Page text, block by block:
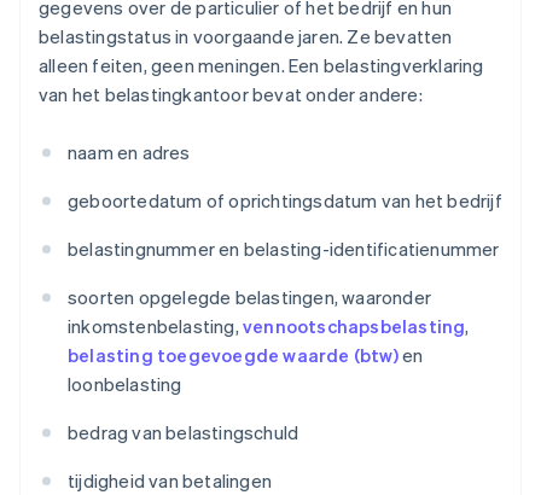
gegevens over de particulier of het bedrijf en hun
belastingstatus in voorgaande jaren. Ze bevatten
alleen feiten, geen meningen. Een belastingverklaring
van het belastingkantoor bevat onder andere:
naam en adres
geboortedatum of oprichtingsdatum van het bedrijf
belastingnummer en belasting-identificatienummer
soorten opgelegde belastingen, waaronder
inkomstenbelasting, vennootschapsbelasting,
belasting toegevoegde waarde (btw)en
loonbelasting
bedrag van belastingschuld
tijdigheid van betalingen